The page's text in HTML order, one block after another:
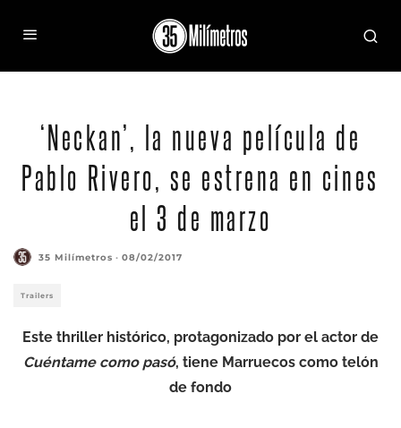
‘Neckan’, la nueva película de
Pablo Rivero, se estrena en cines
el 3 de marzo
35 Milímetros · 08/02/2017
Trailers
Este thriller histórico, protagonizado por el actor de
Cuéntame como pasó, tiene Marruecos como telón
de fondo